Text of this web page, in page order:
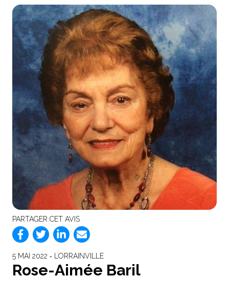
PARTAGER CET AVIS
5 MAI 2022 ‐ LORRAINVILLE
Rose-Aimée Baril